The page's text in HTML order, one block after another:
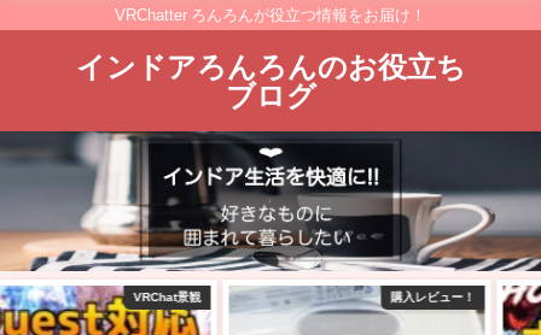
VRChatter ろんろんが役立つ情報をお届け！
インドアろんろんのお役立ち
ブログ
購入レビュー！ VRChatワールド紹介